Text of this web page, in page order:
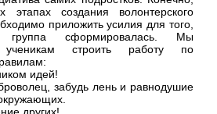
этапах создания волонтерского
приложить усилия для того,
сформировалась. Мы
ученикам строить работу по
идей!
забудь лень и равнодушие